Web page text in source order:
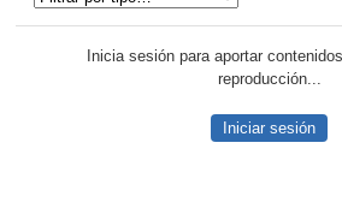
Inicia sesión para aportar
reproducción...
Iniciar sesión